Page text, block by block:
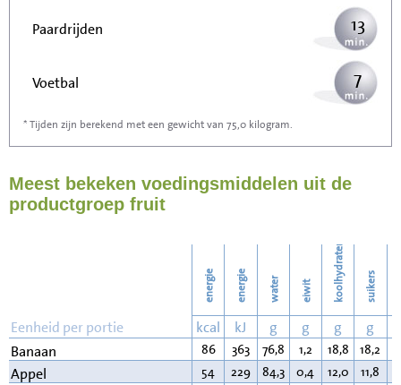
Paardrijden 13
Voetbal 7
Stofzuigen
Strijken 23
26
* Tijden zijn berekend met een gewicht van 75,0 kilogram.
Meest bekeken voedingsmiddelen uit de
productgroep fruit
energie energie water eiwit koolhydraten suikers
Eenheid per portie kcal kJ g g g g
Banaan
86 363 76,8 1,2 18,8 18,2
Appel 54 229 84,3 0,4 12,0 11,8